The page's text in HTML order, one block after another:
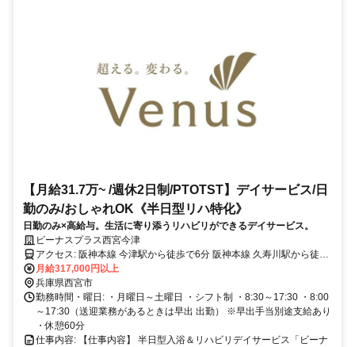
【月給31.7万~ /週休2日制/PTOTST】デイサービス/日
勤のみ/おしゃれOK《半日型リハ特化》
日勤のみ×高給与。生活に寄り添うリハビリができるデイサービス。
ビーナスプラス西宮今津
アクセス: 阪神本線 今津駅から徒歩で6分 阪神本線 久寿川駅から徒歩
で6分 阪急今津線 今津駅から徒歩で7分
月給317,000円以上
兵庫県西宮市
勤務時間・曜日: ・月曜日～土曜日 ・シフト制 ・8:30～17:30 ・8:00
～17:30（送迎業務があるときは早出 出勤） ※早出手当別途支給あり
・休憩60分
仕事内容: 【仕事内容】 半日型入浴＆リハビリデイサービス「ビーナ